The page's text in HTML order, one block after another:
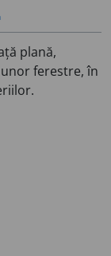
plană,
ferestre, în